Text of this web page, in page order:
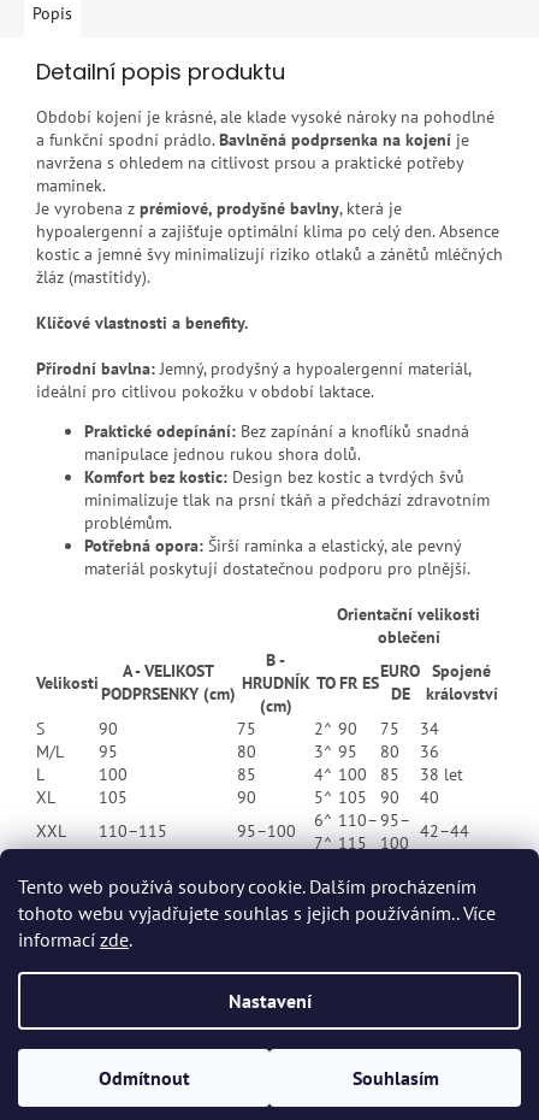
Tento web používá soubory cookie. Dalším procházením
tohoto webu vyjadřujete souhlas s jejich používáním.. Více
informací zde.
Nastavení
Odmítnout Souhlasím
Popis
Detailní popis produktu
Období kojení je krásné, ale klade vysoké nároky na pohodlné
a funkční spodní prádlo. Bavlněná podprsenka na kojení je
navržena s ohledem na citlivost prsou a praktické potřeby
maminek.
Je vyrobena z prémiové, prodyšné bavlny, která je
hypoalergenní a zajišťuje optimální klima po celý den. Absence
kostic a jemné švy minimalizují riziko otlaků a zánětů mléčných
žláz (mastitidy).
Klíčové vlastnosti a benefity.
Přírodní bavlna: Jemný, prodyšný a hypoalergenní materiál,
ideální pro citlivou pokožku v období laktace.
Praktické odepínání: Bez zapínání a knoflíků snadná
manipulace jednou rukou shora dolů.
Komfort bez kostic: Design bez kostic a tvrdých švů
minimalizuje tlak na prsní tkáň a předchází zdravotním
problémům.
Potřebná opora: Širší ramínka a elastický, ale pevný
materiál poskytují dostatečnou podporu pro plnější.
Orientační velikosti
oblečení
Velikosti
A - VELIKOST
PODPRSENKY (cm)
B -
HRUDNÍK
(cm)
TOFR ES
EURO
DE
Spojené
království
S
90 75 2^ 90 75
34
M/L
95 80 3^ 95 80
36
L
100 85 4^ 100 85
38 let
XL
105 90 5^ 105 90
40
XXL
110–115 95–100
6^
7^
110–
115
95–
100
42–44
Copyright 2026Dvort.cz - Zdravotnické potřeby. Všechna práva